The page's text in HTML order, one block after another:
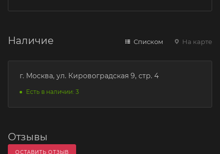
Наличие Списком На карте
г. Москва, ул. Кировоградская 9, стр. 4
Есть в наличии: 3
Отзывы
ОСТАВИТЬ ОТЗЫВ